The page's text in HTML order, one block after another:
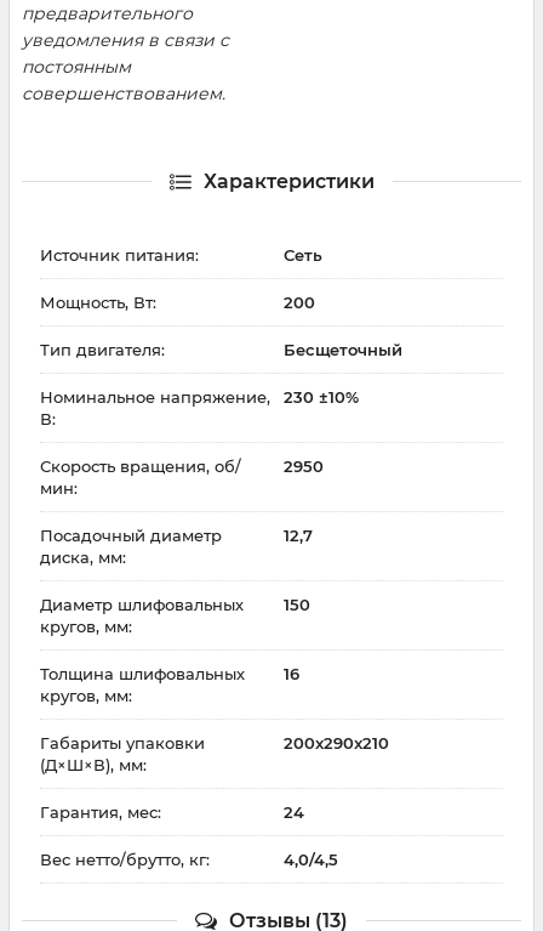
предварительного
уведомления в связи с
постоянным
совершенствованием.
Характеристики
Источник питания: Сеть
Мощность, Вт: 200
Тип двигателя: Бесщеточный
Номинальное напряжение,
В:
230 ±10%
Скорость вращения, об/
мин:
2950
Посадочный диаметр
диска, мм:
12,7
Диаметр шлифовальных
кругов, мм:
150
Толщина шлифовальных
кругов, мм:
16
Габариты упаковки
(Д×Ш×В), мм:
200x290x210
Гарантия, мес: 24
Вес нетто/брутто, кг: 4,0/4,5
Отзывы (13)